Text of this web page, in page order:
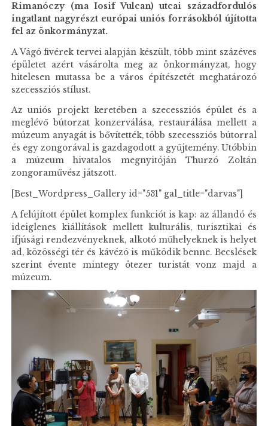
Rimanóczy (ma Iosif Vulcan) utcai századfordulós
ingatlant nagyrészt európai uniós forrásokból újította
fel az önkormányzat.
A Vágó fivérek tervei alapján készült, több mint százéves
épületet azért vásárolta meg az önkormányzat, hogy
hitelesen mutassa be a város építészetét meghatározó
szecessziós stílust.
Az uniós projekt keretében a szecessziós épület és a
meglévő bútorzat konzerválása, restaurálása mellett a
múzeum anyagát is bővítették, több szecessziós bútorral
és egy zongorával is gazdagodott a gyűjtemény. Utóbbin
a múzeum hivatalos megnyitóján Thurzó Zoltán
zongoraművész játszott.
[Best_Wordpress_Gallery id="531" gal_title="darvas"]
A felújított épület komplex funkciót is kap: az állandó és
ideiglenes kiállítások mellett kulturális, turisztikai és
ifjúsági rendezvényeknek, alkotó műhelyeknek is helyet
ad, közösségi tér és kávézó is működik benne. Becslések
szerint évente mintegy ötezer turistát vonz majd a
múzeum.